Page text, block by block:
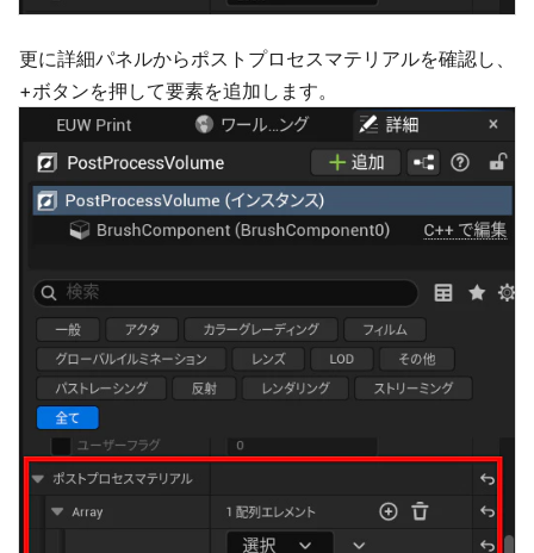
更に詳細パネルからポストプロセスマテリアルを確認し、
+ボタンを押して要素を追加します。